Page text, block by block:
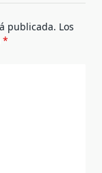
publicada. Los
*